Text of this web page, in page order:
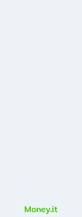
Money.it